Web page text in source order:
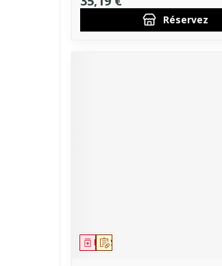
Réservez
Sur prescription
Médicament